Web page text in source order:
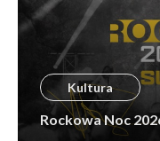
Kultura
Rockowa Noc